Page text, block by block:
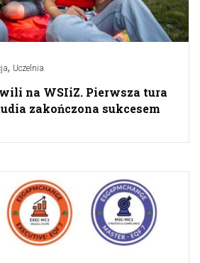
, Uczelnia
na WSIiZ. Pierwsza tura
zakończona sukcesem